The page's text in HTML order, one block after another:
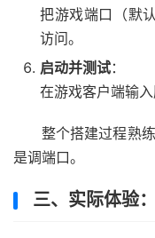
把游戏端口（默
访问。
启动并测试：
在游戏客户端输入
整个搭建过程熟
是调端口。
三、实际体验